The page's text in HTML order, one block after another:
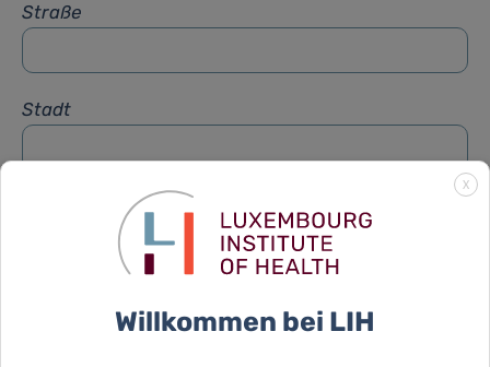
Straße
Stadt
X
Willkommen bei LIH